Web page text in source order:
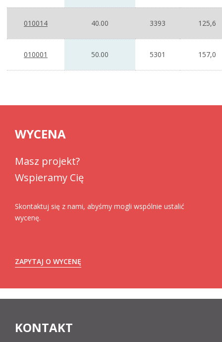
010014 40.00 3393 125,6
010001 50.00 5301 157,0
WYCENA
Masz projekt?
Wspieramy Cię
Skontaktuj się z nami, abyśmy mogli wspólnie ustalić
wycenę.
ZAPYTAJ O WYCENĘ
KONTAKT